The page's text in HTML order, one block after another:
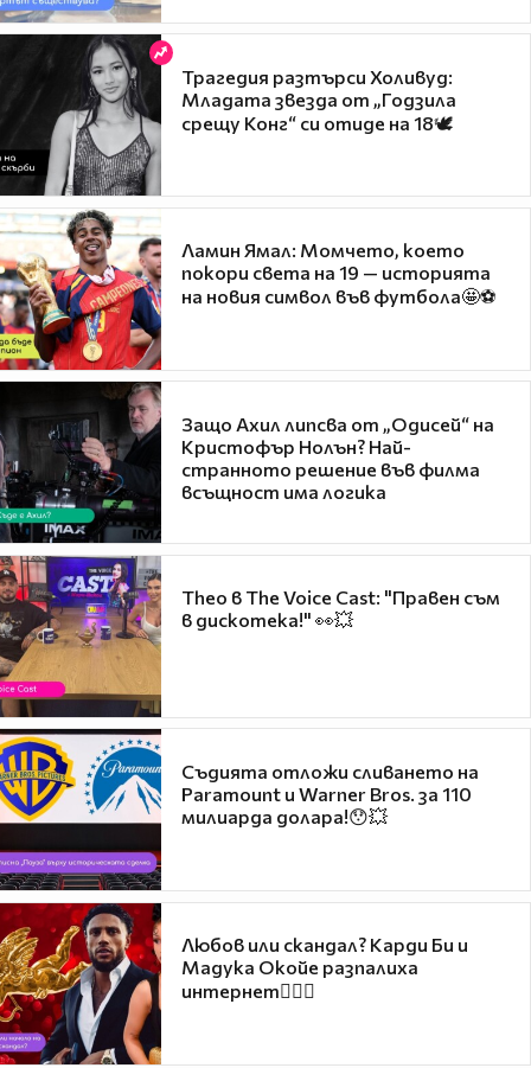
Трагедия разтърси Холивуд:
Младата звезда от „Годзила
срещу Конг“ си отиде на 18🕊️
Ламин Ямал: Момчето, което
покори света на 19 — историята
на новия символ във футбола🤩⚽
Защо Ахил липсва от „Одисей“ на
Кристофър Нолън? Най-
странното решение във филма
всъщност има логика
Theo в The Voice Cast: "Правен съм
в дискотека!" 👀💥
Съдията отложи сливането на
Paramount и Warner Bros. за 110
милиарда долара!😯💥
Любов или скандал? Карди Би и
Мадука Окойе разпалиха
интернет❤️‍🔥🔥